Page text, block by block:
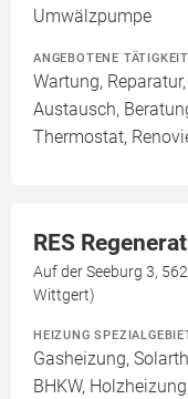
Umwälzpumpe
ANGEBOTENE
Wartung,
Austausch,
Thermostat,
RES
Auf der Seeburg 3,
Wittgert)
HEIZUNG
Gasheizung,
BHKW,